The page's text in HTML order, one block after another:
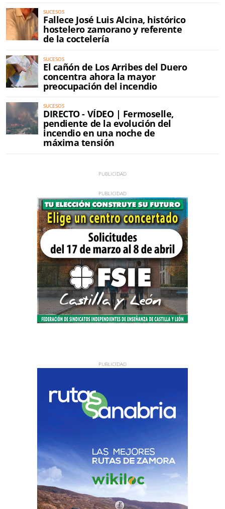
SUCESOS
Fallece José Luis Alcina, histórico
hostelero zamorano y referente
de la coctelería
SUCESOS
El cañón de Los Arribes del Duero
concentra ahora la mayor
preocupación del incendio
SUCESOS
DIRECTO - VÍDEO | Fermoselle,
pendiente de la evolución del
incendio en una noche de
máxima tensión